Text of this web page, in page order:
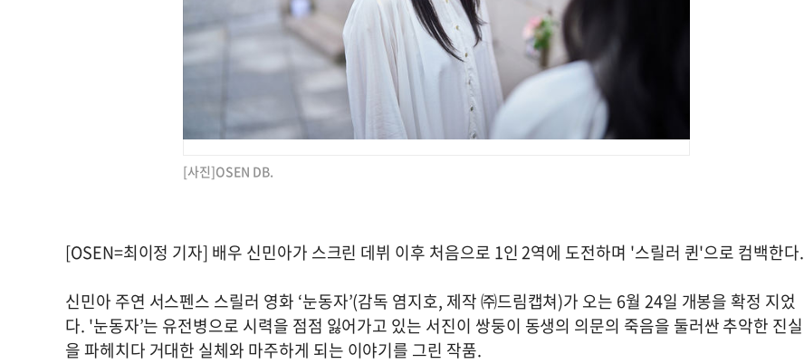
[사진]OSEN DB.
[OSEN=최이정 기자] 배우 신민아가 스크린 데뷔 이후 처음으로 1인 2역에 도전하며 '스릴러 퀸'으로 컴백한다.
신민아 주연 서스펜스 스릴러 영화 ‘눈동자’(감독 염지호, 제작 ㈜드림캡쳐)가 오는 6월 24일 개봉을 확정 지었
다. '눈동자’는 유전병으로 시력을 점점 잃어가고 있는 서진이 쌍둥이 동생의 의문의 죽음을 둘러싼 추악한 진실
을 파헤치다 거대한 실체와 마주하게 되는 이야기를 그린 작품.